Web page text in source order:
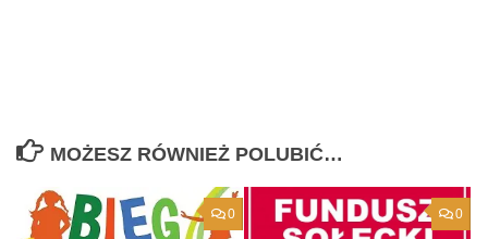
MOŻESZ RÓWNIEŻ POLUBIĆ…
0 0